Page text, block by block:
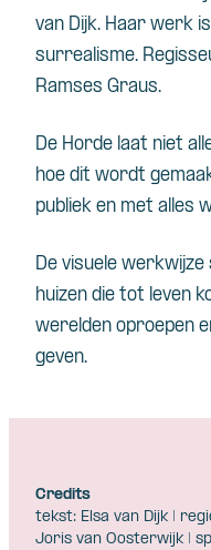
van Dijk. Haar werk
surrealisme.
Ramses Graus.
De Horde laat niet
hoe dit wordt
publiek en met alles
De visuele
huizen die tot leven
werelden oproepen
geven.
Credits
tekst: Elsa van Dijk |
Joris van Oosterwijk |